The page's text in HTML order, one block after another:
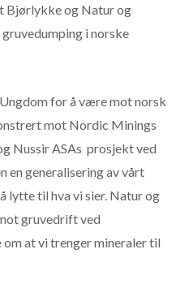
Bjørlykke og Natur og
i norske
for å være mot norsk
mot Nordic Minings
Nussir ASAs prosjekt ved
en generalisering av vårt
lytte til hva vi sier. Natur og
gruvedrift ved
om at vi trenger mineraler til